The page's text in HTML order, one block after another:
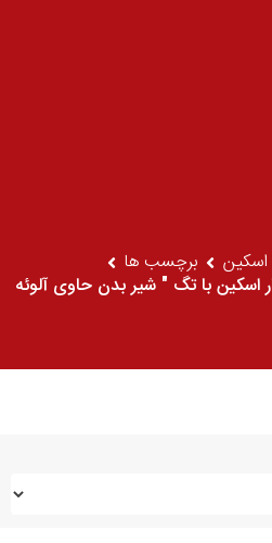
اسکین
برچسب ها
اسکین با تگ " شیر بدن حاوی آلوئه